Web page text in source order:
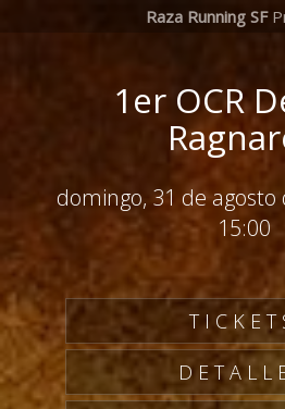
Raza Running SF
1er OCR
domingo, 31 de agosto
15:00